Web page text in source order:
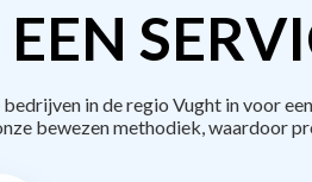
in de regio Vught in voor
bewezen methodiek, waardoor